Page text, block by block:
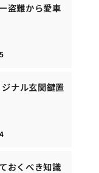
盗難から愛車
ナル玄関鍵置
おくべき知識